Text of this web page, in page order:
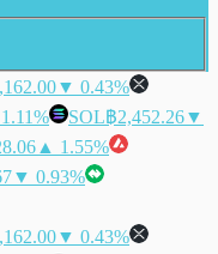
▼ 0.43%
SOL฿2,452.26▼
▲ 1.55%
▼ 0.93%
▼ 0.43%